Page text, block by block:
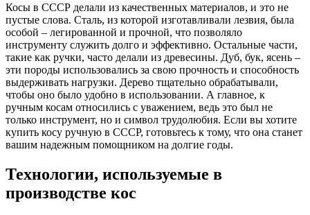
Косы в СССР делали из качественных материалов, и это не
пустые слова. Сталь, из которой изготавливали лезвия, была
особой – легированной и прочной, что позволяло
инструменту служить долго и эффективно. Остальные части,
такие как ручки, часто делали из древесины. Дуб, бук, ясень –
эти породы использовались за свою прочность и способность
выдерживать нагрузки. Дерево тщательно обрабатывали,
чтобы оно было удобно в использовании. А главное, к
ручным косам относились с уважением, ведь это был не
только инструмент, но и символ трудолюбия. Если вы хотите
купить косу ручную в СССР, готовьтесь к тому, что она станет
вашим надежным помощником на долгие годы.
Технологии, используемые в
производстве кос